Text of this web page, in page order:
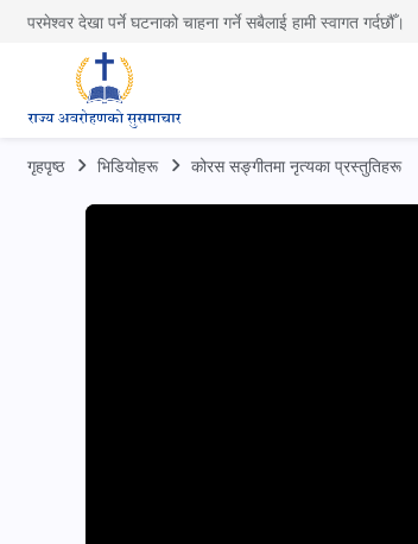
परमेश्वर देखा पर्ने घटनाको चाहना गर्ने सबैलाई हामी स्वागत गर्दछौँ।
गृहपृष्ठ भिडियोहरू कोरस सङ्गीतमा नृत्यका प्रस्तुतिहरू